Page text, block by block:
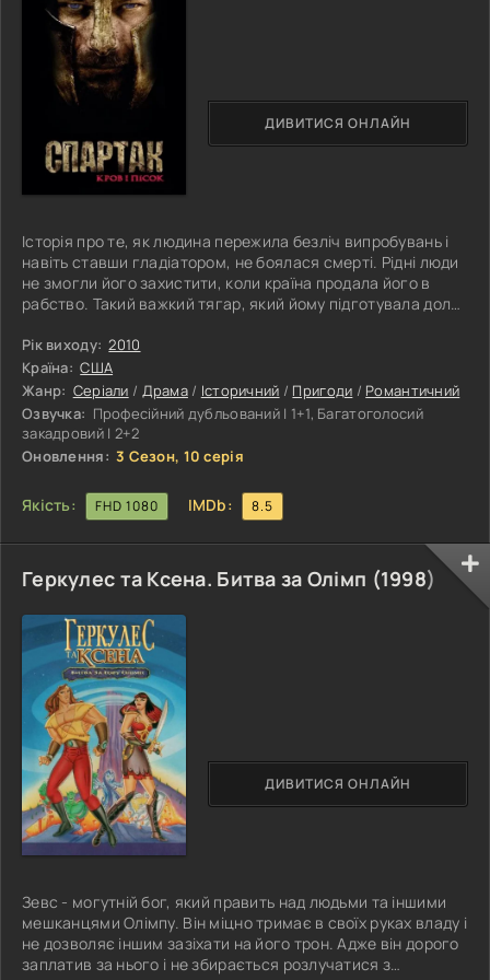
Історія про те, як людина пережила безліч випробувань і
навіть ставши гладіатором, не боялася смерті. Рідні люди
не змогли його захистити, коли країна продала його в
рабство. Такий важкий тягар, який йому підготувала доля,
Багато хто змирився зі своєю долею і підкорився, але
тільки не цей відважний герой. Спартак став справжньою
легендою. Йому довелося створити собі ім'я в боях, адже
інакше його смерть могла залишитися непоміченою. У ті
Рік виходу: 2010
Країна: США
Жанр: Серіали / Драма/ Історичний / Пригоди / Романтичний
Озвучка: Професійний дубльований | 1+1, Багатоголосий
закадровий | 2+2
Оновлення: 3 Сезон, 10 серія
Якість: FHD 1080 IMDb: 8.5
ДИВИТИСЯ ОНЛАЙН
Геркулес та Ксена. Битва за Олімп (1998)
Зевс - могутній бог, який править над людьми та іншими
мешканцями Олімпу. Він міцно тримає в своїх руках владу і
не дозволяє іншим зазіхати на його трон. Адже він дорого
заплатив за нього і не збирається розлучатися з
ДИВИТИСЯ ОНЛАЙН